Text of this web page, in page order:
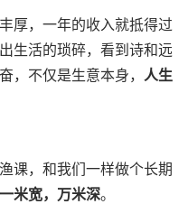
厚，一年的收入就抵得过
生活的琐碎，看到诗和远
，不仅是生意本身， 人生
课，和我们一样做个长期
一米宽，万米深。